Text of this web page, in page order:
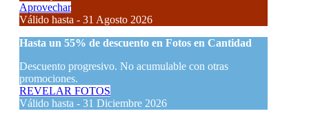
Aprovechar
Válido hasta - 31 Agosto 2026
Hasta un 55% de descuento en Fotos en Cantidad
Descuento progresivo. No acumulable con otras
promociones.
REVELAR FOTOS
Válido hasta - 31 Diciembre 2026